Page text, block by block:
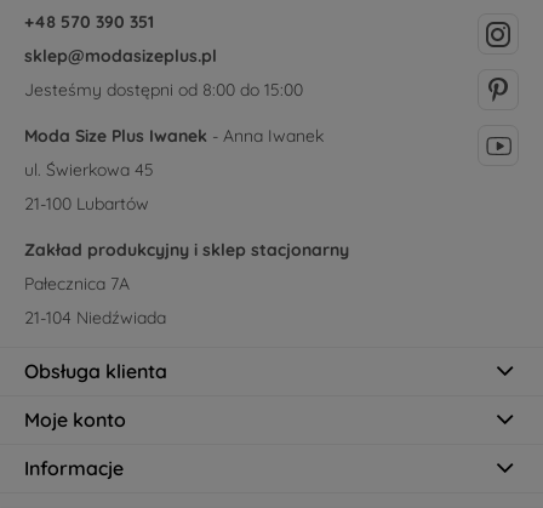
+48 570 390 351
sklep@modasizeplus.pl
Jesteśmy dostępni od 8:00 do 15:00
Moda Size Plus Iwanek - Anna Iwanek
ul. Świerkowa 45
21-100 Lubartów
Zakład produkcyjny i sklep stacjonarny
Pałecznica 7A
21-104 Niedźwiada
Obsługa klienta
Moje konto
Informacje